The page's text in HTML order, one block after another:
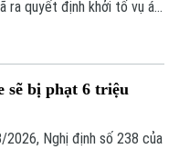
ra quyết định khởi tố vụ án,
sẽ bị phạt 6 triệu
2026, Nghị định số 238 của